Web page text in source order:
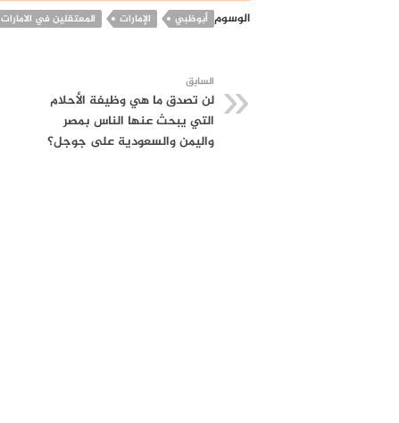
الوسوم أبوظبي الإمارات المعتقلين في الامارات
السابق
لن تصدق ما هي وظيفة الأحلام
التي يبحث عنها الناس بمصر
واليمن والسعودية على جوجل؟